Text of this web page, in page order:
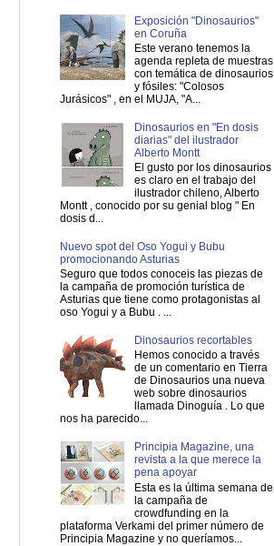
Exposición "Dinosaurios"
en Coruña
Este verano tenemos la
agenda repleta de muestras
con temática de dinosaurios
y fósiles: "Colosos
Jurásicos" , en el MUJA, "A...
Dinosaurios en "En dosis
diarias" del ilustrador
Alberto Montt
El gusto por los dinosaurios
es claro en el trabajo del
ilustrador chileno, Alberto
Montt , conocido por su genial blog " En
dosis d...
Nuevo spot del Oso Yogui y Bubu
promocionando Asturias
Seguro que todos conoceis las piezas de
la campaña de promoción turística de
Asturias que tiene como protagonistas al
oso Yogui y a Bubu . ...
Dinosaurios recortables
Hemos conocido a través
de un comentario en Tierra
de Dinosaurios una nueva
web sobre dinosaurios
llamada Dinoguía . Lo que
nos ha parecido...
Principia Magazine, una
revista a la que merece la
pena apoyar
Esta es la última semana de
la campaña de
crowdfunding en la
plataforma Verkami del primer número de
Principia Magazine y no queríamos...